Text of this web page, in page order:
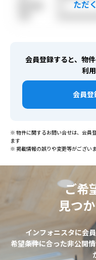
会員登録すると、物
利
会員登
※ 物件に関するお問い合せは、会員
ます
※ 掲載情報の誤りや変更等がござい
ご希
見つ
インフォニスタに会
希望条件に合った非公開